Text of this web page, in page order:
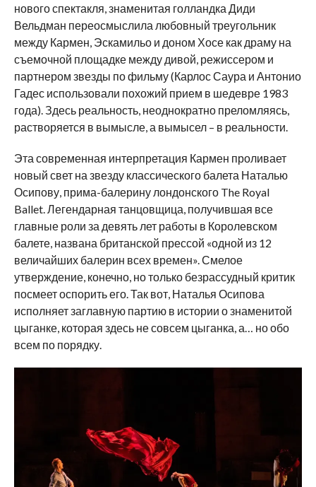
нового спектакля, знаменитая голландка Диди
Вельдман переосмыслила любовный треугольник
между Кармен, Эскамильо и доном Хосе как драму на
съемочной площадке между дивой, режиссером и
партнером звезды по фильму (Карлос Саура и Антонио
Гадес использовали похожий прием в шедевре 1983
года). Здесь реальность, неоднократно преломляясь,
растворяется в вымысле, а вымысел – в реальности.
Эта современная интерпретация Кармен проливает
новый свет на звезду классического балета Наталью
Осипову, прима-балерину лондонского The Royal
Ballet. Легендарная танцовщица, получившая все
главные роли за девять лет работы в Королевском
балете, названа британской прессой «одной из 12
величайших балерин всех времен». Смелое
утверждение, конечно, но только безрассудный критик
посмеет оспорить его. Так вот, Наталья Осипова
исполняет заглавную партию в истории о знаменитой
цыганке, которая здесь не совсем цыганка, а… но обо
всем по порядку.